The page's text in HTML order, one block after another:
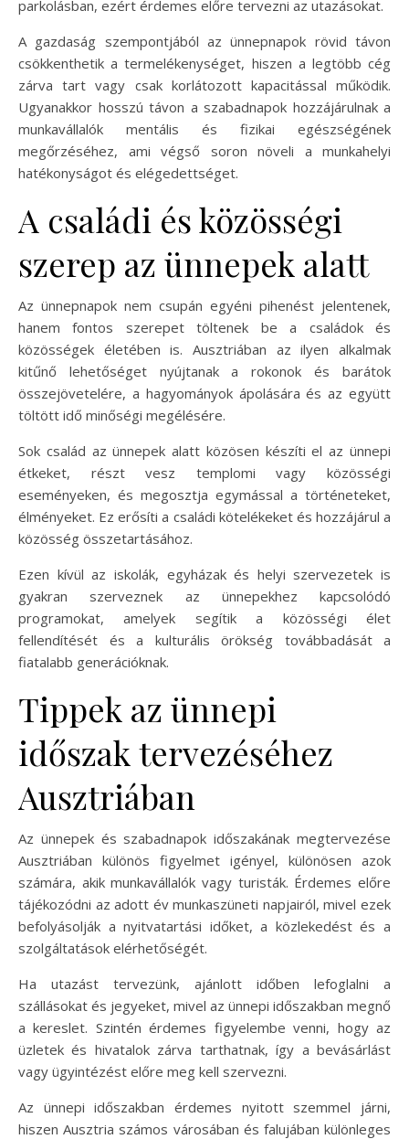
parkolásban, ezért érdemes előre tervezni az utazásokat.
A gazdaság szempontjából az ünnepnapok rövid távon
csökkenthetik a termelékenységet, hiszen a legtöbb cég
zárva tart vagy csak korlátozott kapacitással működik.
Ugyanakkor hosszú távon a szabadnapok hozzájárulnak a
munkavállalók mentális és fizikai egészségének
megőrzéséhez, ami végső soron növeli a munkahelyi
hatékonyságot és elégedettséget.
A családi és közösségi
szerep az ünnepek alatt
Az ünnepnapok nem csupán egyéni pihenést jelentenek,
hanem fontos szerepet töltenek be a családok és
közösségek életében is. Ausztriában az ilyen alkalmak
kitűnő lehetőséget nyújtanak a rokonok és barátok
összejövetelére, a hagyományok ápolására és az együtt
töltött idő minőségi megélésére.
Sok család az ünnepek alatt közösen készíti el az ünnepi
étkeket, részt vesz templomi vagy közösségi
eseményeken, és megosztja egymással a történeteket,
élményeket. Ez erősíti a családi kötelékeket és hozzájárul a
közösség összetartásához.
Ezen kívül az iskolák, egyházak és helyi szervezetek is
gyakran szerveznek az ünnepekhez kapcsolódó
programokat, amelyek segítik a közösségi élet
fellendítését és a kulturális örökség továbbadását a
fiatalabb generációknak.
Tippek az ünnepi
időszak tervezéséhez
Ausztriában
Az ünnepek és szabadnapok időszakának megtervezése
Ausztriában különös figyelmet igényel, különösen azok
számára, akik munkavállalók vagy turisták. Érdemes előre
tájékozódni az adott év munkaszüneti napjairól, mivel ezek
befolyásolják a nyitvatartási időket, a közlekedést és a
szolgáltatások elérhetőségét.
Ha utazást tervezünk, ajánlott időben lefoglalni a
szállásokat és jegyeket, mivel az ünnepi időszakban megnő
a kereslet. Szintén érdemes figyelembe venni, hogy az
üzletek és hivatalok zárva tarthatnak, így a bevásárlást
vagy ügyintézést előre meg kell szervezni.
Az ünnepi időszakban érdemes nyitott szemmel járni,
hiszen Ausztria számos városában és falujában különleges